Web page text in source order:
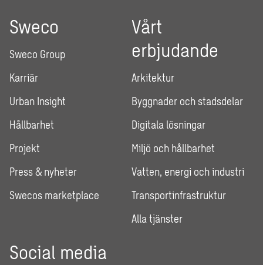
Sweco
Sweco Group
Karriär
Urban Insight
Hållbarhet
Projekt
Press & nyheter
Swecos marketplace
Vårt
erbjudande
Arkitektur
Byggnader och stadsdelar
Digitala lösningar
Miljö och hållbarhet
Vatten, energi och industri
Transportinfrastruktur
Alla tjänster
Social media